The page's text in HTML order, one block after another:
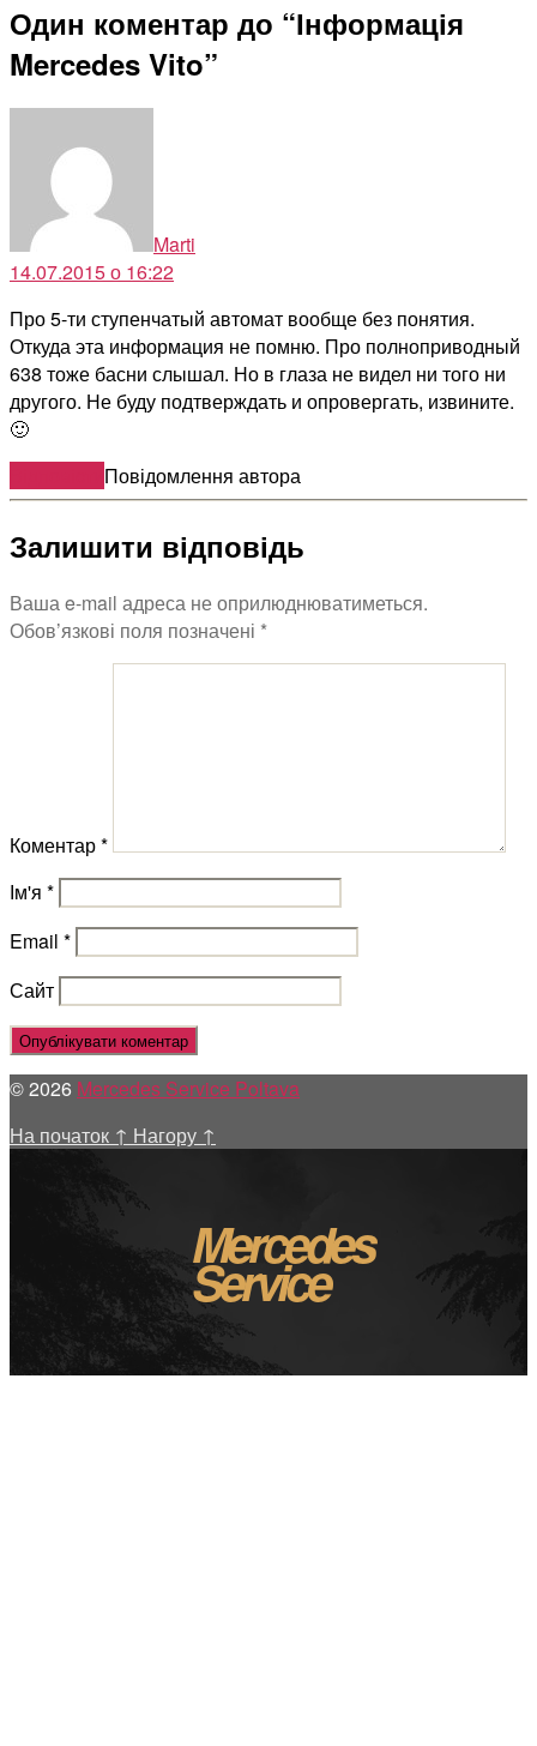
Один коментар до “Інформація
Mercedes Vito”
Marti
14.07.2015 о 16:22
Про 5-ти ступенчатый автомат вообще без понятия.
Откуда эта информация не помню. Про полноприводный
638 тоже басни слышал. Но в глаза не видел ни того ни
другого. Не буду подтверждать и опровергать, извините.
🙂
Повідомлення автора
Залишити відповідь
Ваша e-mail адреса не оприлюднюватиметься.
Обов’язкові поля позначені *
Коментар*
Ім'я *
Email *
Сайт
© 2026 Mercedes Service Poltava
На початок ↑ Нагору ↑
Mercedes
Service